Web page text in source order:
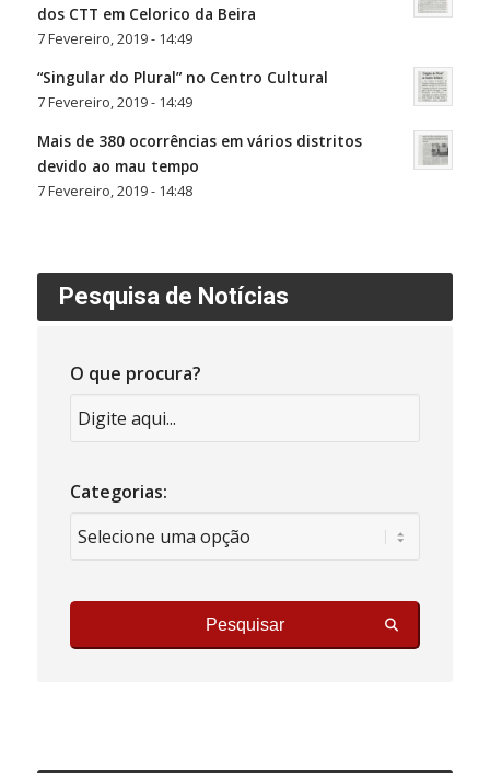
dos CTT em Celorico da Beira
7 Fevereiro, 2019 - 14:49
“Singular do Plural” no Centro Cultural
7 Fevereiro, 2019 - 14:49
Mais de 380 ocorrências em vários distritos
devido ao mau tempo
7 Fevereiro, 2019 - 14:48
Pesquisa de Notícias
O que procura?
Categorias:
Pesquisar